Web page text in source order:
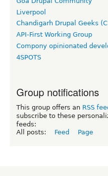
Liverpool
Chandigarh Drupal Geeks
API-First Working Group
Compony opinionated
4SPOTS
Group notifications
This group offers an RSS
subscribe to these
feeds:
All posts:
Feed Page